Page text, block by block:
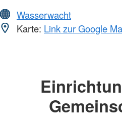
Wasserwacht
Karte: Link zur Google